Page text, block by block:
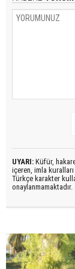
UYARI: Küfür,
içeren, imla kuralları
Türkçe karakter
onaylanmamaktadır.